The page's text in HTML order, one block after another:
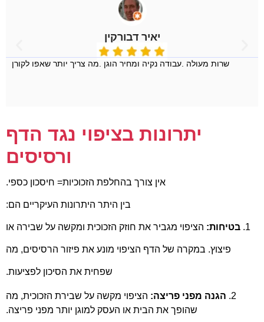
יאיר דבורקין
שרות מעולה .עבודה נקיה ומחיר הוגן .מה צריך יותר שאפו לקורן
יתרונות בציפוי נגד הדף
ורסיסים
אין צורך בהחלפת הזכוכיות= חיסכון כספי.
בין היתר היתרונות העיקריים הם:
1. בטיחות: הציפוי מגביר את חוזק הזכוכית ומקשה על שבירה או
פיצוץ. במקרה של הדף הציפוי מונע את פיזור הרסיסים, מה
שפחית את הסיכון לפציעות.
2. הגנה מפני פריצה: הציפוי מקשה על שבירת הזכוכית, מה
שהופך את הבית או העסק למוגן יותר מפני פריצה.